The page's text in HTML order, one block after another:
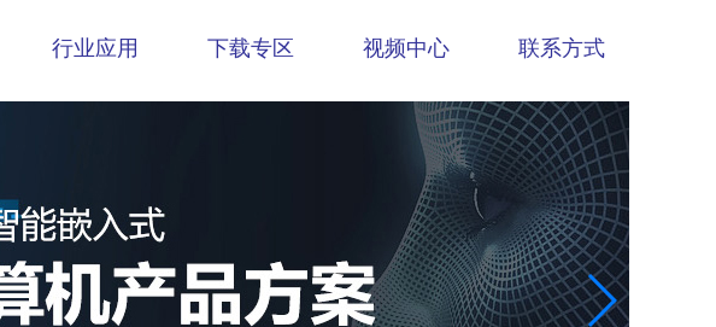
行业应用 下载专区 视频中心 联系方式